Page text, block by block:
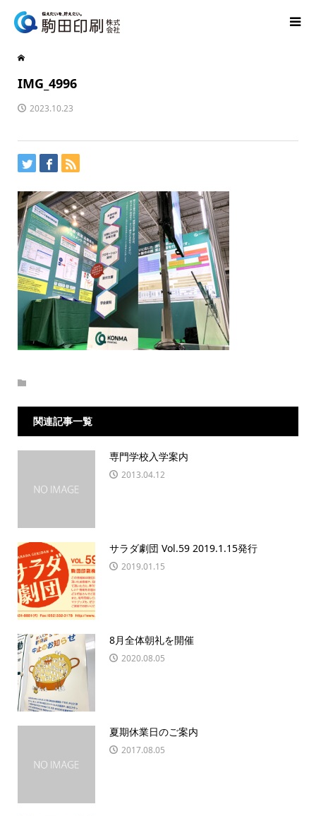
IMG_4996
2023.10.23
関連記事一覧
専門学校入学案内
2013.04.12
サラダ劇団 Vol.59 2019.1.15発行
2019.01.15
8月全体朝礼を開催
2020.08.05
夏期休業日のご案内
2017.08.05